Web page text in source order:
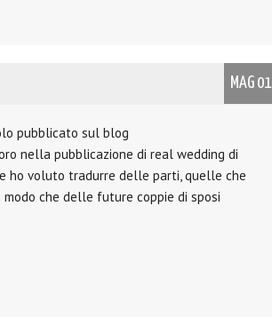
MAG 01
pubblicato sul blog
nella pubblicazione di real wedding di
ho voluto tradurre delle parti, quelle che
che delle future coppie di sposi